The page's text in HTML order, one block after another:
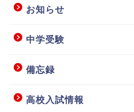
お知らせ
中学受験
備忘録
高校入試情報